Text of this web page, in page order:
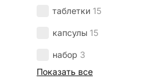
таблетки 15
капсулы 15
набор 3
Показать все